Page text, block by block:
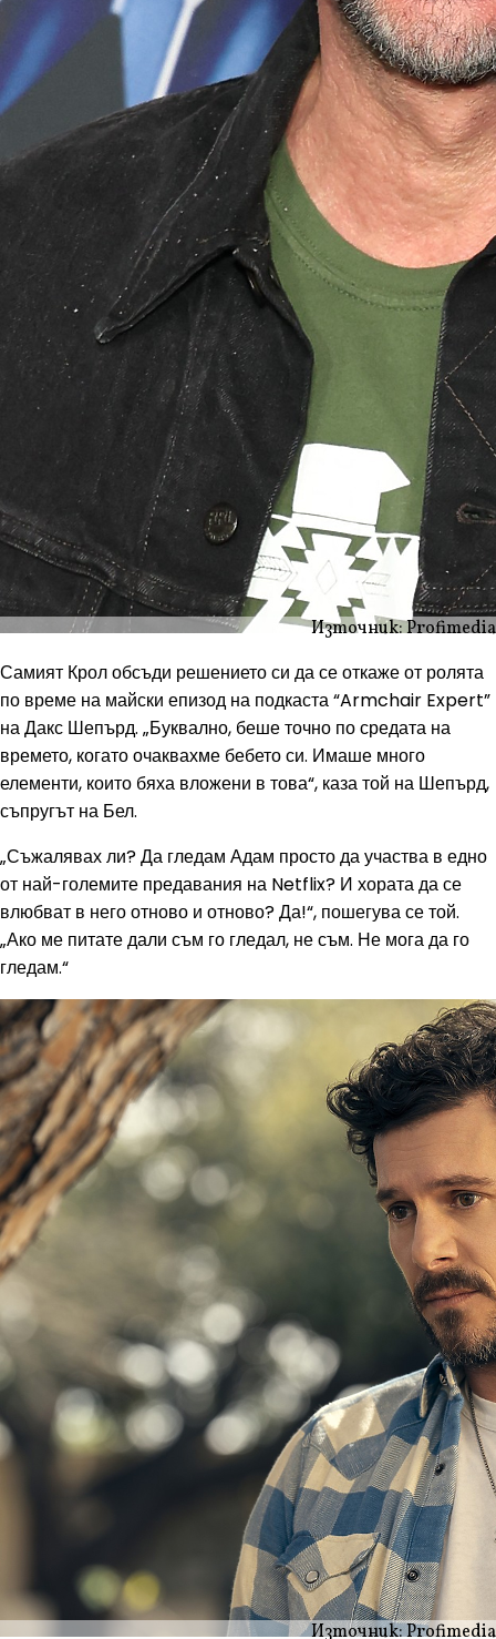
Източник: Profimedia
Самият Крол обсъди решението си да се откаже от ролята
по време на майски епизод на подкаста “Armchair Expert”
на Дакс Шепърд. „Буквално, беше точно по средата на
времето, когато очаквахме бебето си. Имаше много
елементи, които бяха вложени в това“, каза той на Шепърд,
съпругът на Бел.
„Съжалявах ли? Да гледам Адам просто да участва в едно
от най-големите предавания на Netflix? И хората да се
влюбват в него отново и отново? Да!“, пошегува се той.
„Ако ме питате дали съм го гледал, не съм. Не мога да го
гледам.“
Източник: Profimedia